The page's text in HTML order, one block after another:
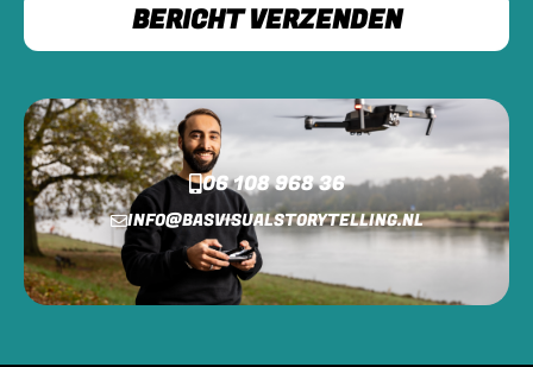
BERICHT VERZENDEN
06 108 968 36
INFO@BASVISUALSTORYTELLING.NL